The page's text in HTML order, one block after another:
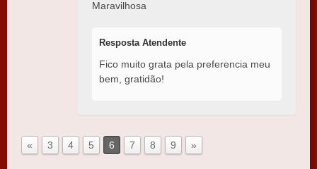
Maravilhosa
Resposta Atendente
Fico muito grata pela preferencia meu
bem, gratidão!
« 3 4 5 6 7 8 9 »